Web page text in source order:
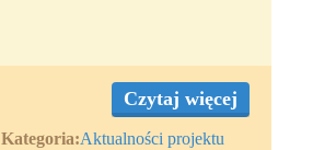
Czytaj więcej
Kategoria:Aktualności projektu